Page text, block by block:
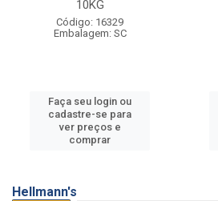
10KG
Código: 16329
Embalagem: SC
Faça seu login ou
cadastre-se para
ver preços e
comprar
Hellmann's